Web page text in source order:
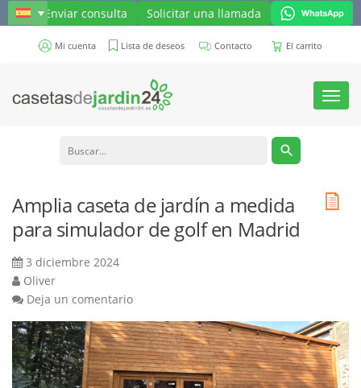
Enviar consulta Solicitar una llamada
Mi cuenta Lista de deseos Contacto El carrito
Toggle
Amplia caseta de jardín a medida
para simulador de golf en Madrid
3 diciembre 2024
Oliver
Deja un comentario